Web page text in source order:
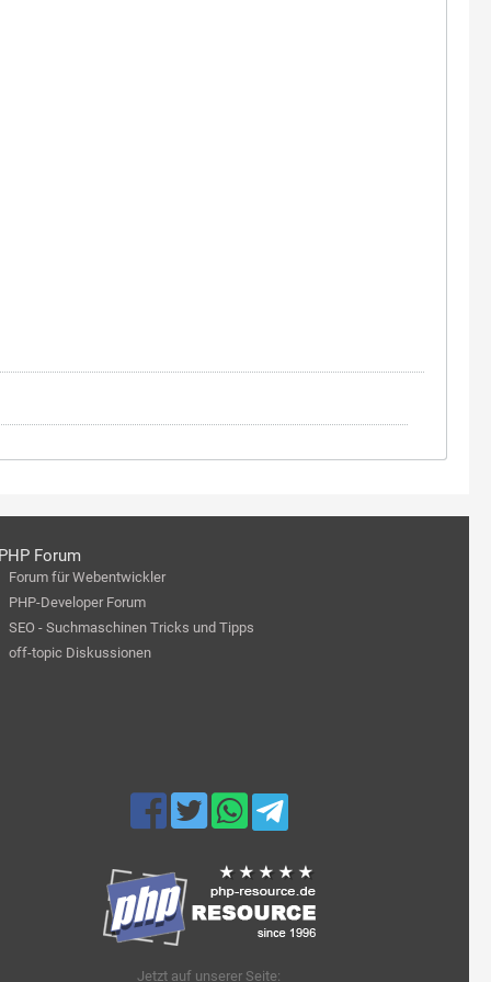
Forum
Forum für Webentwickler
PHP-Developer Forum
SEO - Suchmaschinen Tricks und Tipps
off-topic Diskussionen
Jetzt auf unserer Seite: